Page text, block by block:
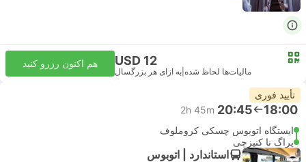
USD 12
مالیات‌ها لحاظ شده به ازای هر بزرگسال
هم اکنون رزرو کنید
تأیید فوری
18:00
20:45
2h 45m
ایستگاه اتوبوس چسکی کروملوف
پراگ نا کنیزچی
استاندارد | اتوبوس